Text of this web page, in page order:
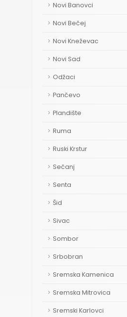
Novi Banovci
Novi Bečej
Novi Kneževac
Novi Sad
Odžaci
Pančevo
Plandište
Ruma
Ruski Krstur
Sečanj
Senta
Šid
Sivac
Sombor
Srbobran
Sremska Kamenica
Sremska Mitrovica
Sremski Karlovci